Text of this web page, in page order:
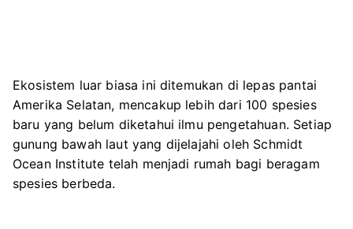
Ekosistem luar biasa ini ditemukan di lepas pantai
Amerika Selatan, mencakup lebih dari 100 spesies
baru yang belum diketahui ilmu pengetahuan. Setiap
gunung bawah laut yang dijelajahi oleh Schmidt
Ocean Institute telah menjadi rumah bagi beragam
spesies berbeda.